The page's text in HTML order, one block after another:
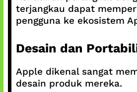
terjangkau dapat
pengguna ke ekosistem
Desain dan
Apple dikenal sangat
desain produk mereka.